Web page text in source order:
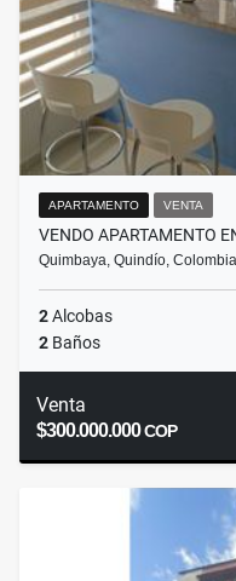
APARTAMENTO VENTA
VENDO APARTAMENTO
Quimbaya, Quindío, Colombia
2Alcobas
2 Baños
Venta
$300.000.000COP